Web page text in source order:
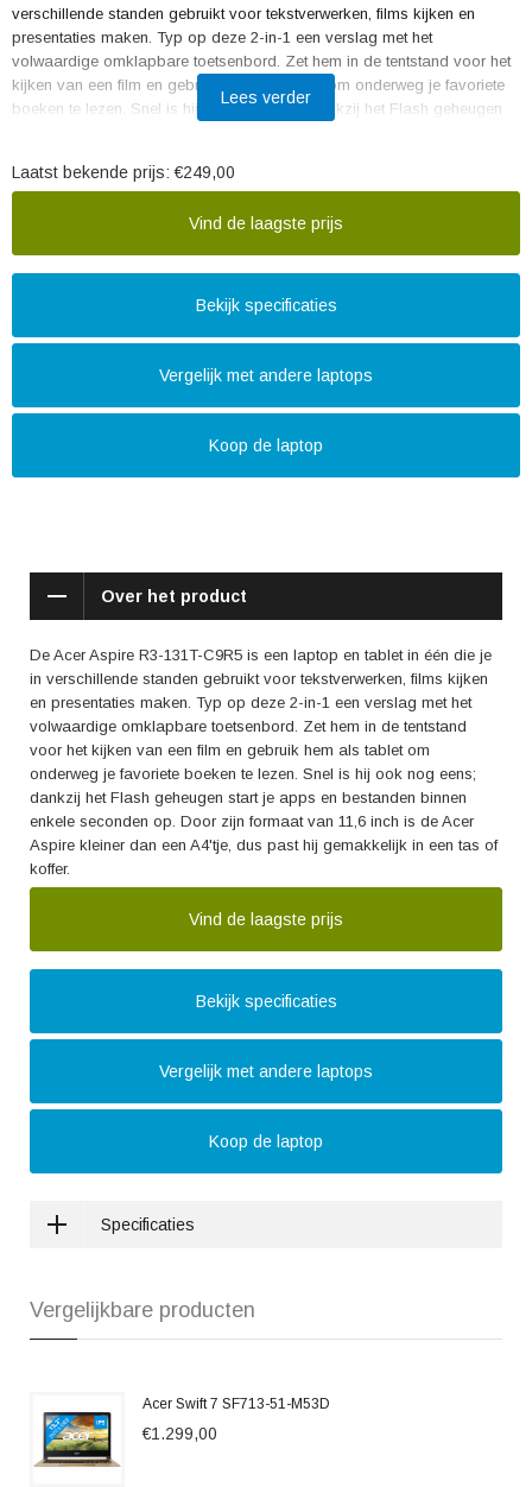
verschillende standen gebruikt voor tekstverwerken, films kijken en
presentaties maken. Typ op deze 2-in-1 een verslag met het
volwaardige omklapbare toetsenbord. Zet hem in de tentstand voor het
kijken van een film en gebruik hem als tablet om onderweg je favoriete
boeken te lezen. Snel is hij ook nog eens; dankzij het Flash geheugen
hij gemakkelijk in een tas of koffer.
Lees verder
Laatst bekende prijs: €249,00
Vind de laagste prijs
Bekijk specificaties
Vergelijk met andere laptops
Koop de laptop
Over het product
De Acer Aspire R3-131T-C9R5 is een laptop en tablet in één die je
in verschillende standen gebruikt voor tekstverwerken, films kijken
en presentaties maken. Typ op deze 2-in-1 een verslag met het
volwaardige omklapbare toetsenbord. Zet hem in de tentstand
voor het kijken van een film en gebruik hem als tablet om
onderweg je favoriete boeken te lezen. Snel is hij ook nog eens;
dankzij het Flash geheugen start je apps en bestanden binnen
enkele seconden op. Door zijn formaat van 11,6 inch is de Acer
Aspire kleiner dan een A4'tje, dus past hij gemakkelijk in een tas of
koffer.
Vind de laagste prijs
Bekijk specificaties
Vergelijk met andere laptops
Koop de laptop
Specificaties
Vergelijkbare producten
Acer Swift 7 SF713-51-M53D
€1.299,00